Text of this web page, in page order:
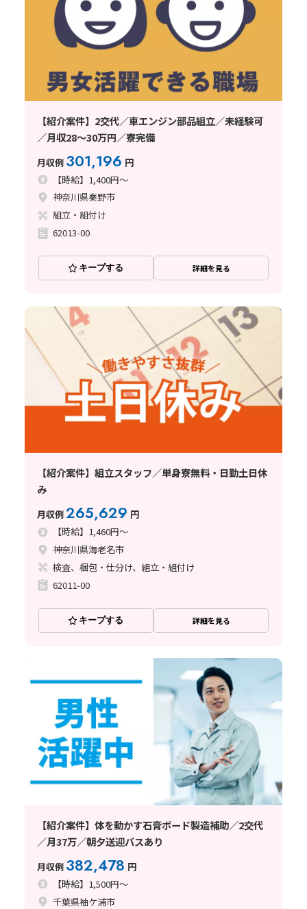
【紹介案件】2交代／車エンジン部品組立／未経験可
／月収28～30万円／寮完備
月収例 301,196 円
【時給】1,400円～
神奈川県秦野市
組立・組付け
62013-00
キープする 詳細を見る
【紹介案件】組立スタッフ／単身寮無料・日勤土日休
み
月収例265,629 円
【時給】1,460円～
神奈川県海老名市
検査、梱包・仕分け、組立・組付け
62011-00
キープする 詳細を見る
【紹介案件】体を動かす石膏ボード製造補助／2交代
／月37万／朝夕送迎バスあり
月収例 382,478 円
【時給】1,500円～
千葉県袖ケ浦市